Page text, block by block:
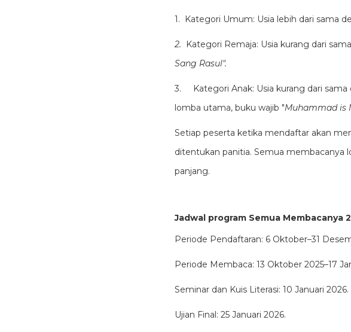
1. Kategori Umum: Usia lebih dari sama
2. Kategori Remaja: Usia kurang dari
Sang Rasul".
3. Kategori Anak: Usia kurang dari sama
lomba utama, buku wajib "Muhammad is
Setiap peserta ketika mendaftar akan
ditentukan panitia. Semua membacanya
panjang.
Jadwal program Semua Membacanya
Periode Pendaftaran: 6 Oktober–31
Periode Membaca: 13 Oktober 2025–17
Seminar dan Kuis Literasi: 10 Januari 2026.
Ujian Final: 25 Januari 2026.